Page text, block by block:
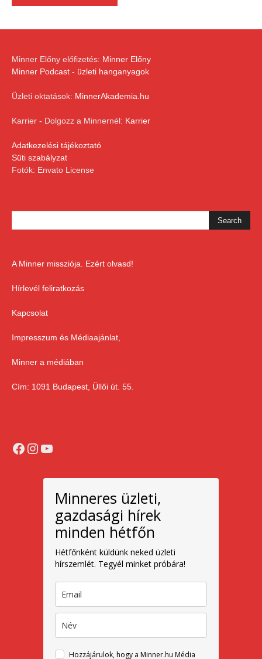
Minner Előny előfizetés: Minner Előny
Minner Podcast - üzleti hanganyagok
Üzleti oktatások: MinnerAkademia.hu
Karrier - Dolgozz a Minnernél: Karrier
Adatkezelési tájékoztató
Süti szabályzat
Fotók: Envato License
A Minner missziója. Ezért olvasd!
Hírlevél feliratkozás
Kapcsolat
Impresszum és Médiaajánlat,
Minner a médiában
Cím: 1091 Budapest, Üllői út. 55.
Facebook
Instagram
YouTube
Minneres üzleti,
gazdasági hírek
minden hétfőn
Hétfőnként küldünk neked üzleti
hírszemlét. Tegyél minket próbára!
Hozzájárulok, hogy a Minner.hu Média